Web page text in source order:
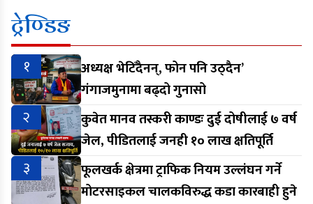
ट्रेण्डिङ
१
अध्यक्ष भेटिँदैनन्, फोन पनि उठ्दैन’
गंगाजमुनामा बढ्दो गुनासो
२
कुवेत मानव तस्करी काण्डः दुई दोषीलाई ७ वर्ष
जेल, पीडितलाई जनही १० लाख क्षतिपूर्ति
३
फूलखर्क क्षेत्रमा ट्राफिक नियम उल्लंघन गर्ने
मोटरसाइकल चालकविरुद्ध कडा कारबाही हुने